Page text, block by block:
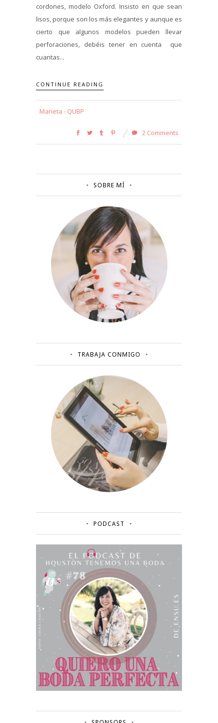
cordones, modelo Oxford. Insisto en que sean
lisos, porque son los más elegantes y aunque es
cierto que algunos modelos pueden llevar
perforaciones, debéis tener en cuenta que
cuantas...
CONTINUE READING
Marieta - QUBP
2 Comments
SOBRE MÍ
TRABAJA CONMIGO
PODCAST